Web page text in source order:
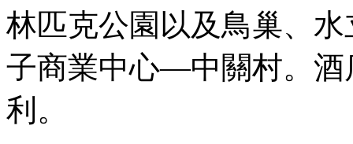
林匹克公園以及鳥巢、
子商業中心—中關村。酒
利。